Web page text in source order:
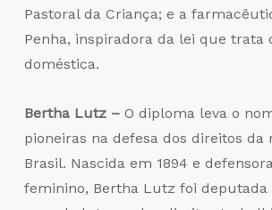
Pastoral da Criança; e a
Penha, inspiradora da lei que trata
doméstica.
Bertha Lutz –O diploma leva o
pioneiras na defesa dos direitos da
Brasil. Nascida em 1894 e
feminino, Bertha Lutz foi deputada